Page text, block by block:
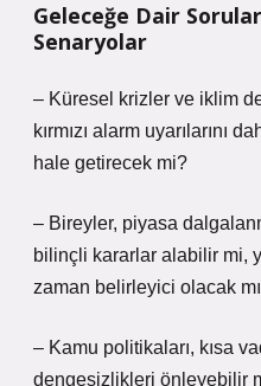
Geleceğe Dair
Senaryolar
– Küresel krizler ve iklim
kırmızı alarm uyarılarını
hale getirecek mi?
– Bireyler, piyasa
bilinçli kararlar alabilir mi,
zaman belirleyici olacak
– Kamu politikaları, kısa
dengesizlikleri önleyebilir